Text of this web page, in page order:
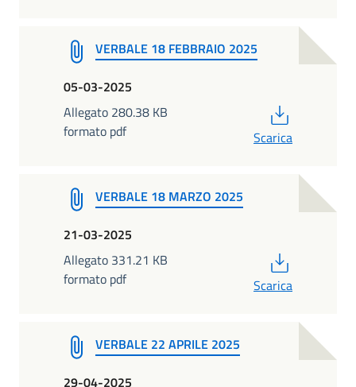
VERBALE 18 FEBBRAIO 2025
05-03-2025
Allegato 280.38 KB
formato pdf
Scarica
VERBALE 18 MARZO 2025
21-03-2025
Allegato 331.21 KB
formato pdf
Scarica
VERBALE 22 APRILE 2025
29-04-2025